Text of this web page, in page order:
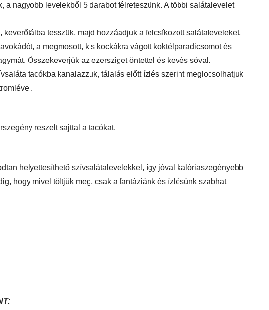
a nagyobb levelekből 5 darabot félreteszünk. A többi salátalevelet
keverőtálba tesszük, majd hozzáadjuk a felcsíkozott salátaleveleket,
a megmosott, kis kockákra vágott koktélparadicsomot és
Összekeverjük az ezersziget öntettel és kevés sóval.
tacókba kanalazzuk, tálalás előtt ízlés szerint meglocsolhatjuk
reszelt sajttal a tacókat.
helyettesíthető szívsalátalevelekkel, így jóval kalóriaszegényebb
hogy mivel töltjük meg, csak a fantáziánk és ízlésünk szabhat